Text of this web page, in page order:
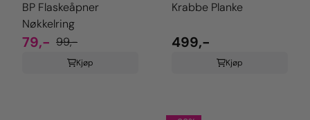
BP Flaskeåpner
Nøkkelring
79,- 99,-
Kjøp
Krabbe Planke
499,-
Kjøp